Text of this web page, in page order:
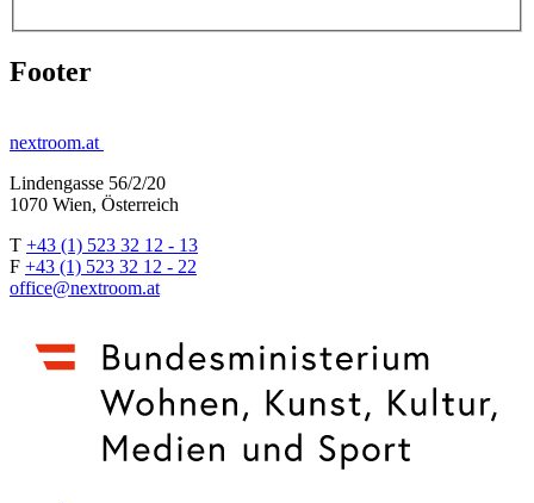
Footer
nextroom.at
Lindengasse 56/2/20
1070 Wien, Österreich
T +43 (1) 523 32 12 - 13
F +43 (1) 523 32 12 - 22
office@nextroom.at